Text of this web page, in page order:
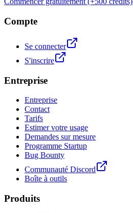
Compte
Se connecter
S'inscrire
Entreprise
Entreprise
Contact
Tarifs
Estimer votre usage
Demandes sur mesure
Programme Startup
Bug Bounty
Communauté Discord
Boîte à outils
Produits